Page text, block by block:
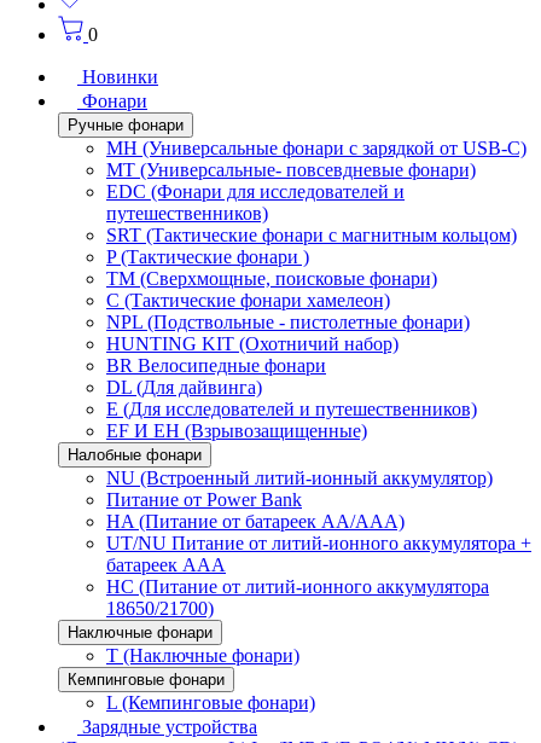
0
Новинки
Фонари
Ручные фонари
MH (Универсальные фонари с зарядкой от USB-C)
MT (Универсальные- повсевдневые фонари)
EDC (Фонари для исследователей и
путешественников)
SRT (Тактические фонари с магнитным кольцом)
P (Тактические фонари )
TM (Сверхмощные, поисковые фонари)
C (Тактические фонари хамелеон)
NPL (Подствольные - пистолетные фонари)
HUNTING KIT (Охотничий набор)
BR Велосипедные фонари
DL (Для дайвинга)
E (Для исследователей и путешественников)
EF И EH (Взрывозащищенные)
Налобные фонари
NU (Встроенный литий-ионный аккумулятор)
Питание от Power Bank
HA (Питание от батареек AA/AAA)
UT/NU Питание от литий-ионного аккумулятора +
батареек AAA
HC (Питание от литий-ионного аккумулятора
18650/21700)
Наключные фонари
T (Наключные фонари)
Кемпинговые фонари
L (Кемпинговые фонари)
Зарядные устройства